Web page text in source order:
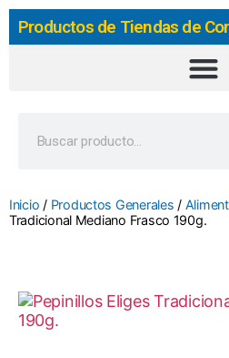
Productos de Tiendas de
Inicio / Productos Generales /
Tradicional Mediano Frasco 190g.